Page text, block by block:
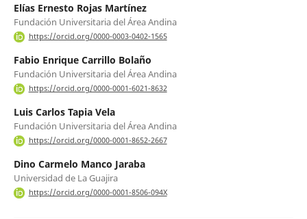
Elías Ernesto Rojas Martínez
Fundación Universitaria del Área Andina
https://orcid.org/0000-0003-0402-1565
Fabio Enrique Carrillo Bolaño
Fundación Universitaria del Área Andina
https://orcid.org/0000-0001-6021-8632
Luis Carlos Tapia Vela
Fundación Universitaria del Área Andina
https://orcid.org/0000-0001-8652-2667
Dino Carmelo Manco Jaraba
Universidad de La Guajira
https://orcid.org/0000-0001-8506-094X